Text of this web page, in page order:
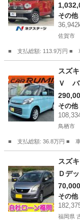
ｔｏ
ＤＶ
純正
その他
佐賀市
■ 支払総額: 113.9万円 ■
その他
スズ
Ｖ バ
ヒー
アイ
整備
その他
鳥栖市
■ 支払総額: 36.8万円 ■
その他
スズ
Ｄデ
10.4）
その他
福岡県